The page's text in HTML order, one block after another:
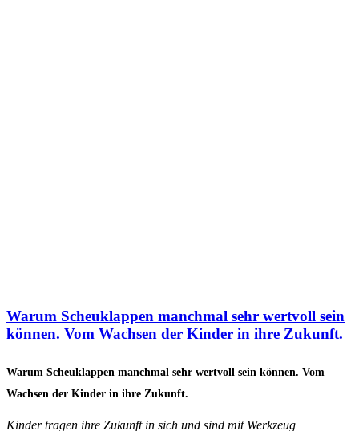
Warum Scheuklappen manchmal sehr wertvoll sein
können. Vom Wachsen der Kinder in ihre Zukunft.
Warum Scheuklappen manchmal sehr wertvoll sein können. Vom
Wachsen der Kinder in ihre Zukunft.
Kinder tragen ihre Zukunft in sich und sind mit Werkzeug